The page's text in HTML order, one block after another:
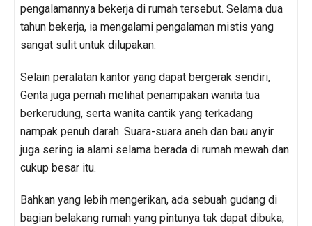
pengalamannya bekerja di rumah tersebut. Selama dua
tahun bekerja, ia mengalami pengalaman mistis yang
sangat sulit untuk dilupakan.
Selain peralatan kantor yang dapat bergerak sendiri,
Genta juga pernah melihat penampakan wanita tua
berkerudung, serta wanita cantik yang terkadang
nampak penuh darah. Suara-suara aneh dan bau anyir
juga sering ia alami selama berada di rumah mewah dan
cukup besar itu.
Bahkan yang lebih mengerikan, ada sebuah gudang di
bagian belakang rumah yang pintunya tak dapat dibuka,